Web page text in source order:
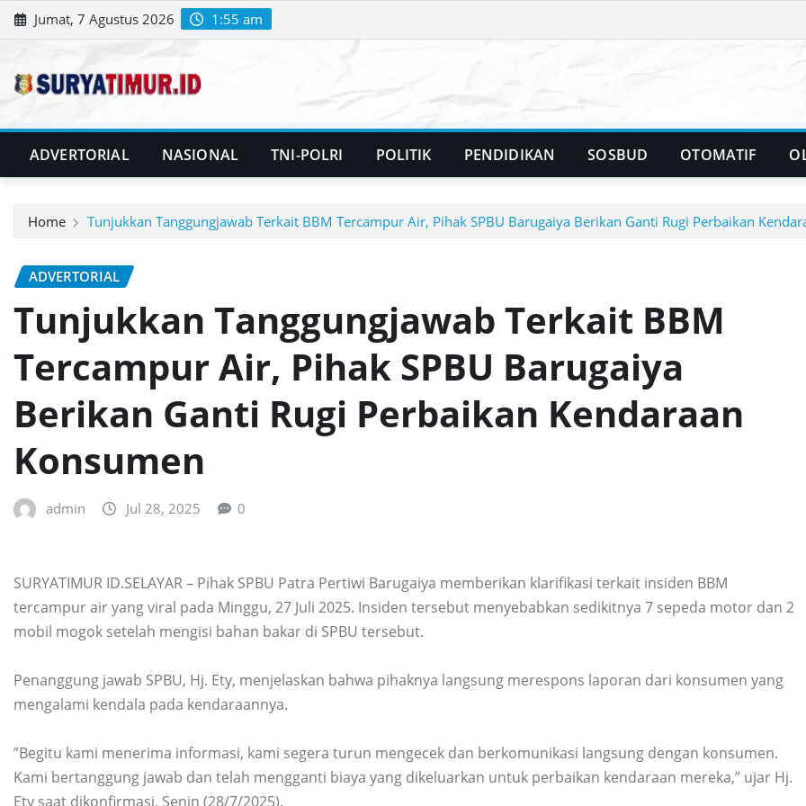
Skip
to
Jumat, 7 Agustus 2026 1:55 am
ADVERTORIAL NASIONAL TNI-POLRI POLITIK PENDIDIKAN SOSBUD OTOMATIF
Home Tunjukkan Tanggungjawab Terkait BBM Tercampur Air, Pihak SPBU Barugaiya Berikan Ganti Rugi Perbaikan
ADVERTORIAL
Tunjukkan Tanggungjawab Terkait BBM
Tercampur Air, Pihak SPBU Barugaiya
Berikan Ganti Rugi Perbaikan Kendaraan
Konsumen
admin Jul 28, 2025 0
SURYATIMUR ID.‎SELAYAR – Pihak SPBU Patra Pertiwi Barugaiya memberikan klarifikasi terkait insiden BBM
tercampur air yang viral pada Minggu, 27 Juli 2025. Insiden tersebut menyebabkan sedikitnya 7 sepeda motor dan 2
mobil mogok setelah mengisi bahan bakar di SPBU tersebut.
‎Penanggung jawab SPBU, Hj. Ety, menjelaskan bahwa pihaknya langsung merespons laporan dari konsumen yang
mengalami kendala pada kendaraannya.
‎”Begitu kami menerima informasi, kami segera turun mengecek dan berkomunikasi langsung dengan konsumen.
Kami bertanggung jawab dan telah mengganti biaya yang dikeluarkan untuk perbaikan kendaraan mereka,” ujar Hj.
Ety saat dikonfirmasi, Senin (28/7/2025).